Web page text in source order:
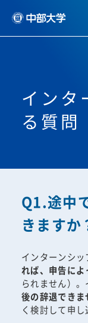
インタ
る質問
Q1.途中
きますか
インターンシッ
れば、申告に
られません）。
後の辞退できま
く検討して申し